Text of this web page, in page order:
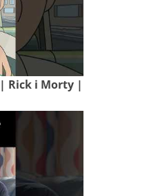
Rick i Morty |